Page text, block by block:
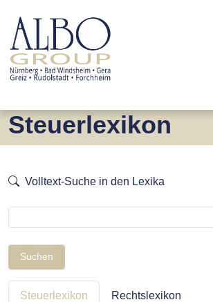
Steuerlexikon
Volltext-Suche in den Lexika
Suchen
Steuerlexikon Rechtslexikon